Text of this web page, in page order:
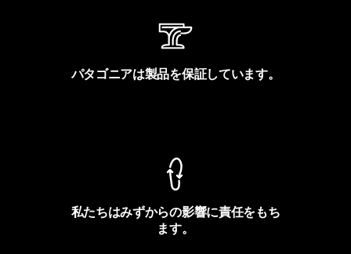
パタゴニアは製品を保証しています。
私たちはみずからの影響に責任をもち
ます。